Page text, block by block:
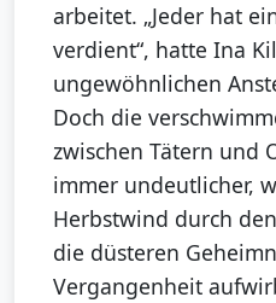
arbeitet. „Jeder hat
verdient“, hatte Ina
ungewöhnlichen
Doch die
zwischen Tätern und
immer undeutlicher,
Herbstwind durch
die düsteren
Vergangenheit